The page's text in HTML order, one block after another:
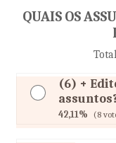
QUAIS OS
(6) +
42,11% (8